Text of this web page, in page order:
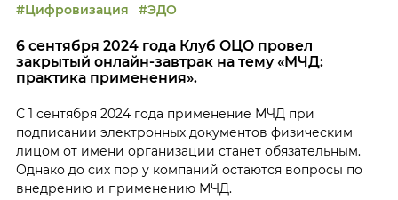
#Цифровизация
#ЭДО
6 сентября 2024 года Клуб ОЦО провел
закрытый онлайн-завтрак на тему «МЧД:
практика применения».
С 1 сентября 2024 года применение МЧД при
подписании электронных документов физическим
лицом от имени организации станет обязательным.
Однако до сих пор у компаний остаются вопросы по
внедрению и применению МЧД.